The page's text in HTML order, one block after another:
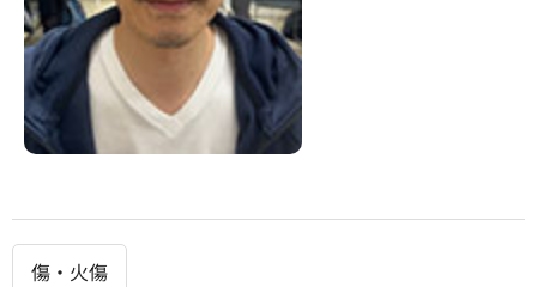
傷・火傷